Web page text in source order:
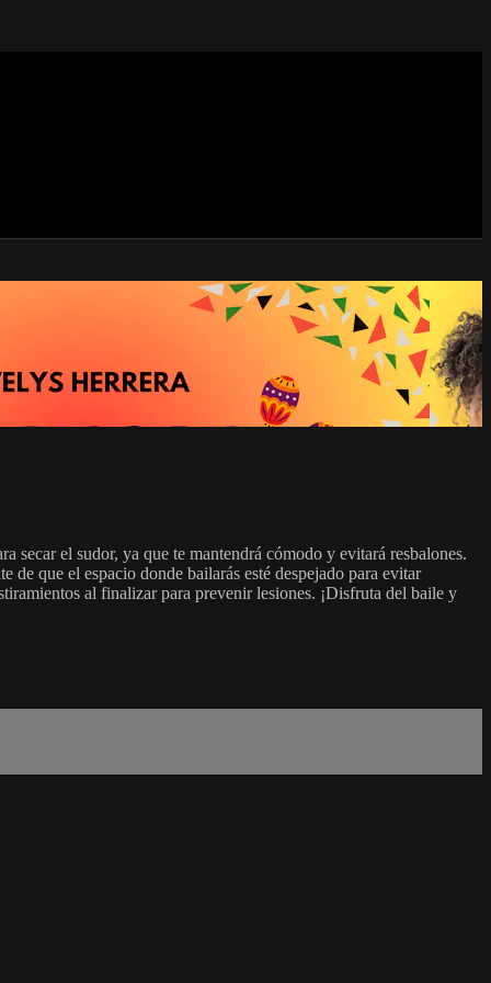
secar el sudor, ya que te mantendrá cómodo y evitará resbalones.
de que el espacio donde bailarás esté despejado para evitar
al finalizar para prevenir lesiones. ¡Disfruta del baile y